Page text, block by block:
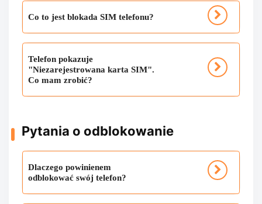
Co to jest blokada SIM telefonu?
Telefon pokazuje
"Niezarejestrowana karta SIM".
Co mam zrobić?
Pytania o odblokowanie
Dlaczego powinienem
odblokować swój telefon?